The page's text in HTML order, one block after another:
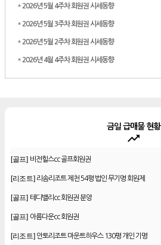
* 2026년 5월 4주차 회원권 시세동향
* 2026년 5월 3주차 회원권 시세동향
* 2026년 5월 2주차 회원권 시세동향
* 2026년 4월 4주차 회원권 시세동향
금일 급매물 현황
trending_up
[골프] 비전힐스cc 골프회원권
[리조트] 리솜리조트 제천 54평 법인 무기명 회원제
[골프] 테디밸리cc 회원권 분양
[골프] 아름다운cc 회원권
[리조트] 안토리조트 마운트하우스 130평 개인 기명